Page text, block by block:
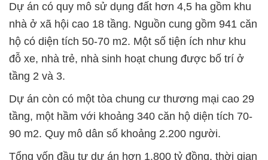
Dự án có quy mô sử dụng đất hơn 4,5 ha gồm khu
nhà ở xã hội cao 18 tầng. Nguồn cung gồm 941 căn
hộ có diện tích 50-70 m2. Một số tiện ích như khu
đỗ xe, nhà trẻ, nhà sinh hoạt chung được bố trí ở
tầng 2 và 3.
Dự án còn có một tòa chung cư thương mại cao 29
tầng, một hầm với khoảng 340 căn hộ diện tích 70-
90 m2. Quy mô dân số khoảng 2.200 người.
Tổng vốn đầu tư dự án hơn 1.800 tỷ đồng, thời gian